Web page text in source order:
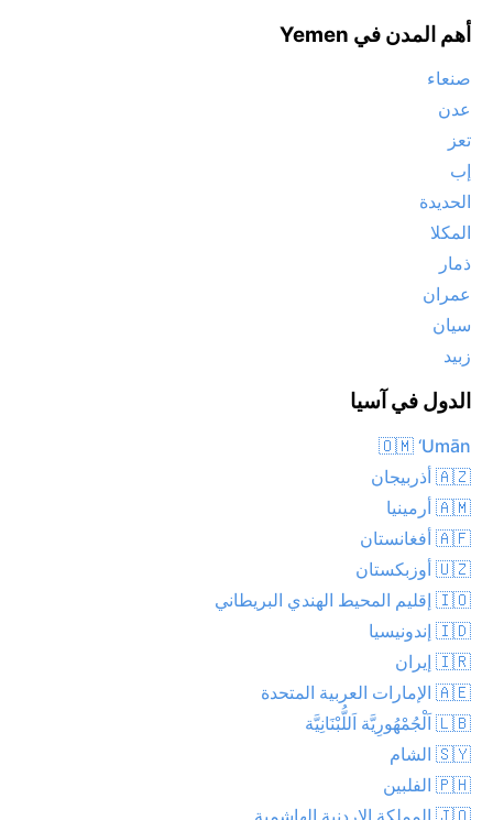
أهم المدن في Yemen
صنعاء
عدن
تعز
إب
الحديدة
المكلا
ذمار
عمران
سيان
زبيد
الدول في آسيا
🇴🇲 ‘Umān
🇦🇿 أذربيجان
🇦🇲 أرمينيا
🇦🇫 أفغانستان
🇺🇿 أوزبكستان
🇮🇴 إقليم المحيط الهندي البريطاني
🇮🇩 إندونيسيا
🇮🇷 إيران
🇦🇪 الإمارات العربية المتحدة
🇱🇧 اَلْجُمْهُورِيَّة اَللُّبْنَانِيَّة
🇸🇾 الشام
🇵🇭 الفلبين
🇯🇴 المملكة الاردنية الهاشمية